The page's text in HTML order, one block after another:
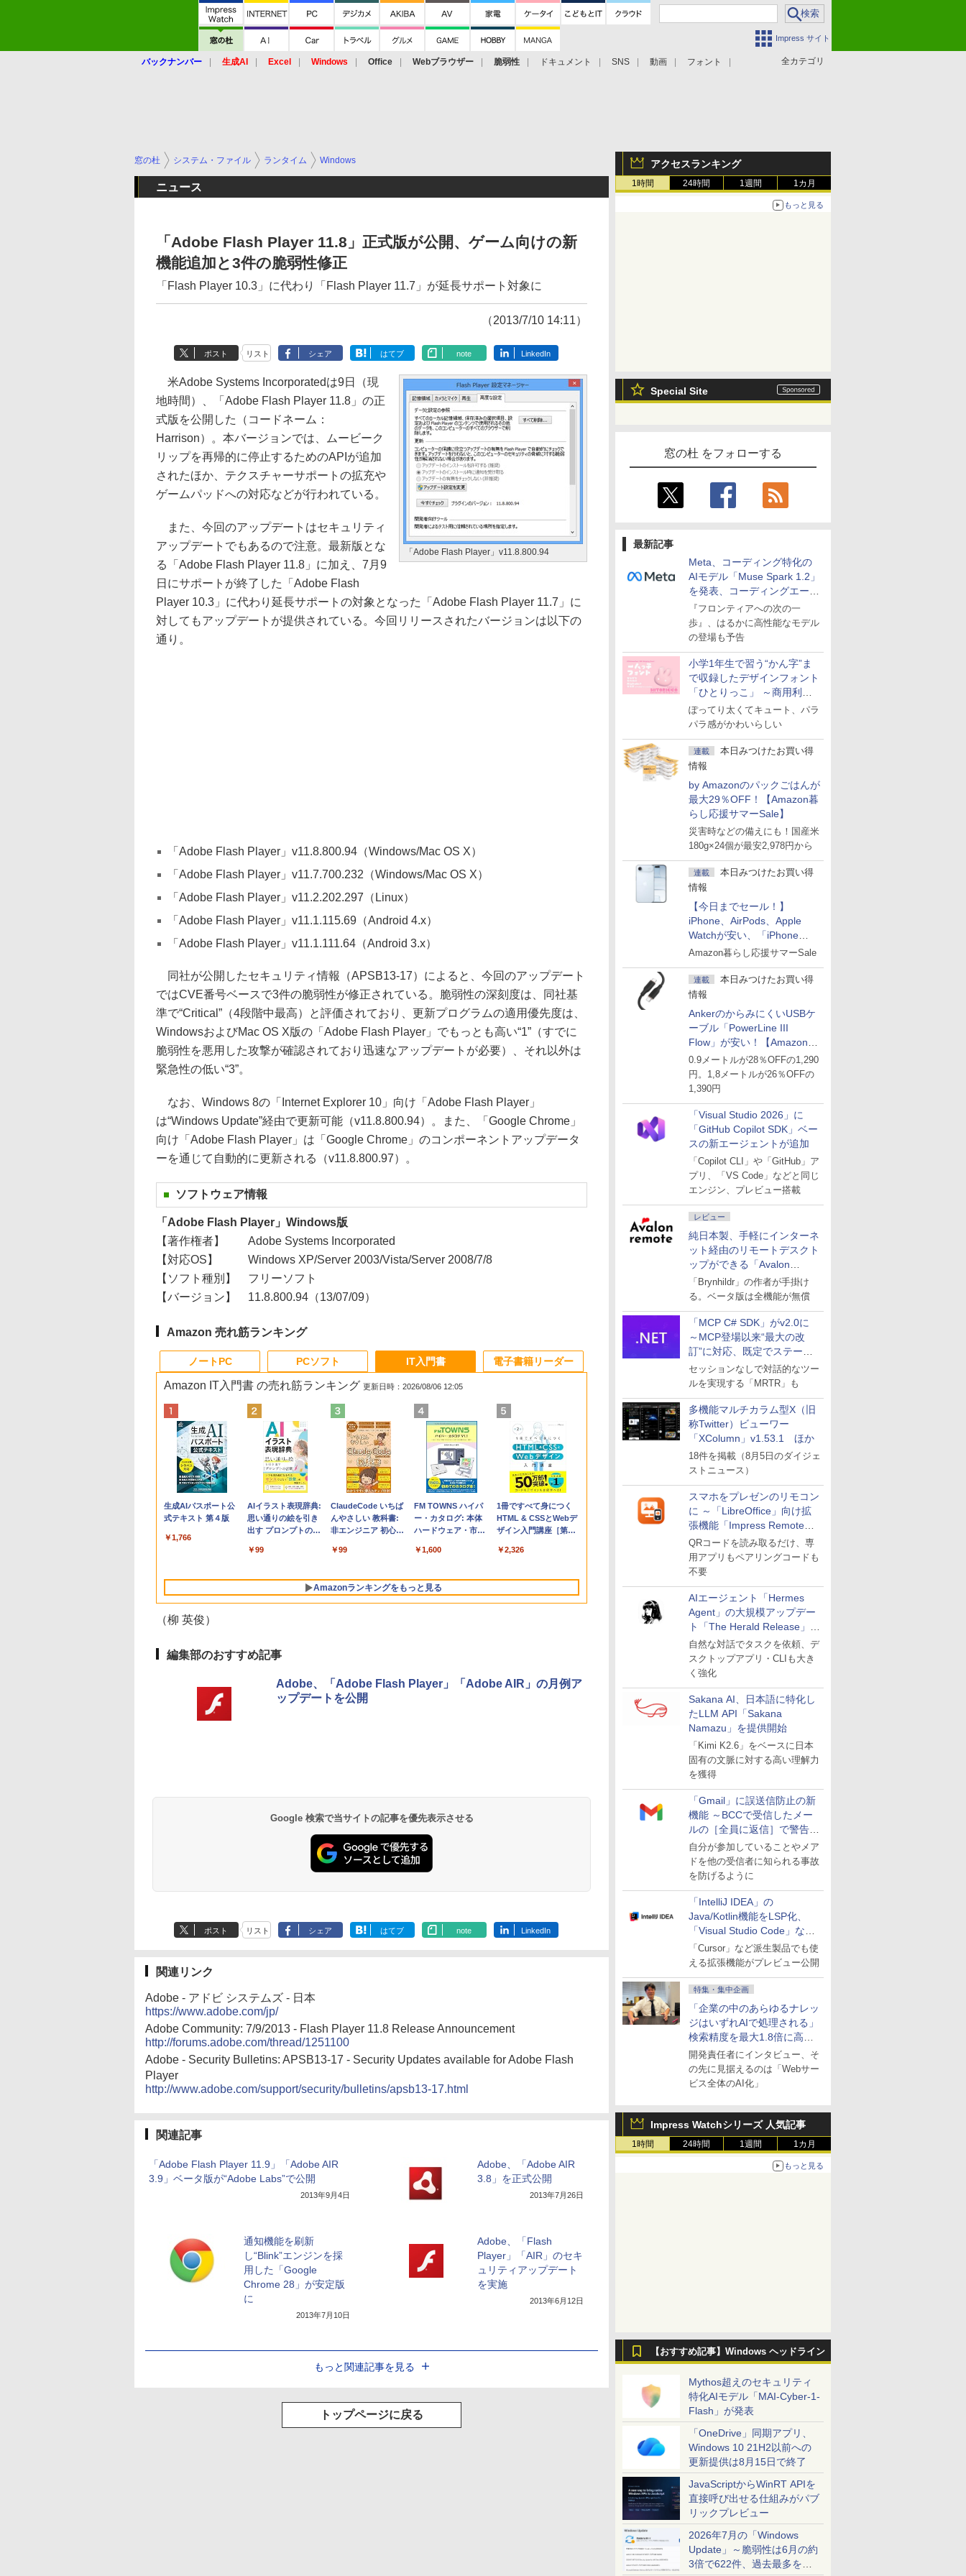
Impress サイト
全カテゴリ
バックナンバー 生成AI Excel Windows Office Webブラウザー 脆弱性 ドキュメント SNS 動画 フォント
アクセスランキング
1時間 24時間 1週間 1カ月
もっと見る
Special Site
窓の杜 をフォローする
最新記事
Meta、コーディング特化の
AIモデル「Muse Spark 1.2」
を発表、コーディングエージ
ェント「Muse Code」も
『フロンティアへの次の一
歩』、はるかに高性能なモデル
の登場も予告
小学1年生で習う“かん字”ま
で収録したデザインフォント
「ひとりっこ」 ～商用利用
OK
ぽってり太くてキュート、パラ
パラ感がかわいらしい
連載
本日みつけたお買い得
情報
by Amazonのパックごはんが
最大29％OFF！【Amazon暮
らし応援サマーSale】
災害時などの備えにも！国産米
180g×24個が最安2,978円から
連載
本日みつけたお買い得
情報
【今日までセール！】
iPhone、AirPods、Apple
Watchが安い、「iPhone
Air」256GB版が139,800円な
Amazon暮らし応援サマーSale
連載
本日みつけたお買い得
情報
AnkerのからみにくいUSBケ
ーブル「PowerLine III
Flow」が安い！【Amazon暮
らし応援サマーSale】
0.9メートルが28％OFFの1,290
円。1,8メートルが26％OFFの
1,390円
「Visual Studio 2026」に
「GitHub Copilot SDK」ベー
スの新エージェントが追加
「Copilot CLI」や「GitHub」ア
プリ、「VS Code」などと同じ
エンジン、プレビュー搭載
レビュー
純日本製、手軽にインターネ
ット経由のリモートデスクト
ップができる「Avalon
remote」
「Brynhildr」の作者が手掛け
る。ベータ版は全機能が無償
「MCP C# SDK」がv2.0に
～MCP登場以来“最大の改
訂”に対応、既定でステート
レスへ
セッションなしで対話的なツー
ルを実現する「MRTR」も
多機能マルチカラム型X（旧
称Twitter）ビューワー
「XColumn」v1.53.1 ほか
18件を掲載（8月5日のダイジェ
ストニュース）
スマホをプレゼンのリモコン
に ～「LibreOffice」向け拡
張機能「Impress Remote」
が公開
QRコードを読み取るだけ、専
用アプリもペアリングコードも
不要
AIエージェント「Hermes
Agent」の大規模アップデー
ト「The Herald Release」が
公開
自然な対話でタスクを依頼、デ
スクトップアプリ・CLIも大き
く強化
Sakana AI、日本語に特化し
たLLM API「Sakana
Namazu」を提供開始
「Kimi K2.6」をベースに日本
固有の文脈に対する高い理解力
を獲得
「Gmail」に誤送信防止の新
機能 ～BCCで受信したメー
ルの［全員に返信］で警告を
表示
自分が参加していることやメア
ドを他の受信者に知られる事故
を防げるように
「IntelliJ IDEA」の
Java/Kotlin機能をLSP化、
「Visual Studio Code」など
にも開放
「Cursor」など派生製品でも使
える拡張機能がプレビュー公開
特集・集中企画
「企業の中のあらゆるナレッ
ジはいずれAIで処理される」
検索精度を最大1.8倍に高め
た「GMO AI RAG」は無償の
OSS版で「1社1RAG」を目
指す
開発責任者にインタビュー、そ
の先に見据えるのは「Webサー
ビス全体のAI化」
Impress Watchシリーズ 人気記事
1時間 24時間 1週間 1カ月
もっと見る
【おすすめ記事】Windows ヘッドライン
Mythos超えのセキュリティ
特化AIモデル「MAI-Cyber-1-
Flash」が発表
「OneDrive」同期アプリ、
Windows 10 21H2以前への
更新提供は8月15日で終了
JavaScriptからWinRT APIを
直接呼び出せる仕組みがパブ
リックプレビュー
2026年7月の「Windows
Update」～脆弱性は6月の約
3倍で622件、過去最多を大
窓の杜 システム・ファイル ランタイム Windows
ニュース
「Adobe Flash Player 11.8」正式版が公開、ゲーム向けの新
機能追加と3件の脆弱性修正
「Flash Player 10.3」に代わり「Flash Player 11.7」が延長サポート対象に
（2013/7/10 14:11）
ポスト リスト シェア はてブ note LinkedIn
「Adobe Flash Player」v11.8.800.94
米Adobe Systems Incorporatedは9日（現
地時間）、「Adobe Flash Player 11.8」の正
式版を公開した（コードネーム：
Harrison）。本バージョンでは、ムービーク
リップを再帰的に停止するためのAPIが追加
されたほか、テクスチャーサポートの拡充や
ゲームパッドへの対応などが行われている。
また、今回のアップデートはセキュリティ
アップデートでもあるので注意。最新版とな
る「Adobe Flash Player 11.8」に加え、7月9
日にサポートが終了した「Adobe Flash
Player 10.3」に代わり延長サポートの対象となった「Adobe Flash Player 11.7」に
対してもアップデートが提供されている。今回リリースされたバージョンは以下の
通り。
「Adobe Flash Player」v11.8.800.94（Windows/Mac OS X）
「Adobe Flash Player」v11.7.700.232（Windows/Mac OS X）
「Adobe Flash Player」v11.2.202.297（Linux）
「Adobe Flash Player」v11.1.115.69（Android 4.x）
「Adobe Flash Player」v11.1.111.64（Android 3.x）
同社が公開したセキュリティ情報（APSB13-17）によると、今回のアップデート
ではCVE番号ベースで3件の脆弱性が修正されている。脆弱性の深刻度は、同社基
準で“Critical”（4段階中最高）と評価されており、更新プログラムの適用優先度は、
WindowsおよびMac OS X版の「Adobe Flash Player」でもっとも高い“1”（すでに
脆弱性を悪用した攻撃が確認されており迅速なアップデートが必要）、それ以外は
緊急性の低い“3”。
なお、Windows 8の「Internet Explorer 10」向け「Adobe Flash Player」
は“Windows Update”経由で更新可能（v11.8.800.94）。また、「Google Chrome」
向け「Adobe Flash Player」は「Google Chrome」のコンポーネントアップデータ
ーを通じて自動的に更新される（v11.8.800.97）。
ソフトウェア情報
「Adobe Flash Player」Windows版
【著作権者】
Adobe Systems Incorporated
【対応OS】
Windows XP/Server 2003/Vista/Server 2008/7/8
【ソフト種別】
フリーソフト
【バージョン】
11.8.800.94（13/07/09）
Amazon 売れ筋ランキング
ノートPC
Apple 2026
MacBook Neo A18
ンチノートブック：
設計、Liquid Retina
ユニファイドメモ
リ、512GB SSDスト
レージ、1080p
ラ、Touch ID - イン
tomtoc 360°保護
15.6 16インチ パソコ
ンケース Dell NEC
dynabook Lenovo
￥2,952
Apple 2026
MacBook Air M5チ
ップ搭載13インチノ
Apple Intelligence、
Retinaディスプレ
イ、24GBユニファイ
ドメモリ、1TB SSD
￥298,901
【Amazon.co.jp限
定】 HP ノートパソ
コン 15-fd 15.6イン
512GB SSD インテ
￥129,800
FMV ノートパソコン
WE1-K3 (MS 365
Personal/Copilotキー
型/Core i5/16GB/SSD
FMVWK3E15W_AZ
￥119,800
PCソフト
Xbox プリペイドカ
ード 10,000円 デジタ
ギフトカード】 [オン
Robloxギフトカード
- 800 Robux 【限定
バーチャルアイテム
ンゲームコード】 ロ
インコード版
￥1,300
Microsoft Office
Home & Business
2024(最新 永続版)|オ
版|Windows11、
￥39,582
Robloxギフトカード
- 2,000 Robux 【限
定バーチャルアイテ
インゲームコード】
ラインコード版
￥3,200
Robloxギフトカード -
1000 Robux 【限定バ
ーチャルアイテムを含
ムコード】 ロブロック
版
￥1,600
IT入門書
Amazon IT入門書 の売れ筋ランキング 更新日時：2026/08/06 12:05
生成AIパスポート公
式テキスト 第４版
￥1,766
AIイラスト表現辞典:
思い通りの絵を引き
出す プロンプトの言
ズ (はぴーイラスト
￥99
ClaudeCode いちば
んやさしい 教科書:
非エンジニア 初心者
マニュアル AI副業に
もKindle出版にも！
非エンジニアのため
のAIコーディング入
￥99
FM TOWNS ハイパ
ー・カタログ: 本体
ハードウェア・市販
フェクトリストと最
￥1,600
1冊ですべて身につく
HTML & CSSとWebデ
ザイン入門講座［第2
￥2,326
Amazonランキングをもっと見る
電子書籍リーダー
テリー、広告なし、
チディスプレイ電子
ック、16GB、広告な
調節ライト、12週間
告なし、メタリック
ブラック
ト、最大8週間持続バ
し、ブラック (2025
年発売)
明るさ自動調整、色調
（柳 英俊）
編集部のおすすめ記事
Adobe、「Adobe Flash Player」「Adobe AIR」の月例ア
ップデートを公開
Google 検索で当サイトの記事を優先表示させる
ポスト リスト シェア はてブ note LinkedIn
関連リンク
Adobe - アドビ システムズ - 日本
https://www.adobe.com/jp/
Adobe Community: 7/9/2013 - Flash Player 11.8 Release Announcement
http://forums.adobe.com/thread/1251100
Adobe - Security Bulletins: APSB13-17 - Security Updates available for Adobe Flash
Player
http://www.adobe.com/support/security/bulletins/apsb13-17.html
関連記事
「Adobe Flash Player 11.9」「Adobe AIR
3.9」ベータ版が“Adobe Labs”で公開
2013年9月4日
Adobe、「Adobe AIR
3.8」を正式公開
2013年7月26日
通知機能を刷新
し“Blink”エンジンを採
用した「Google
Chrome 28」が安定版
に
2013年7月10日
Adobe、「Flash
Player」「AIR」のセキ
ュリティアップデート
を実施
2013年6月12日
もっと関連記事を見る
トップページに戻る